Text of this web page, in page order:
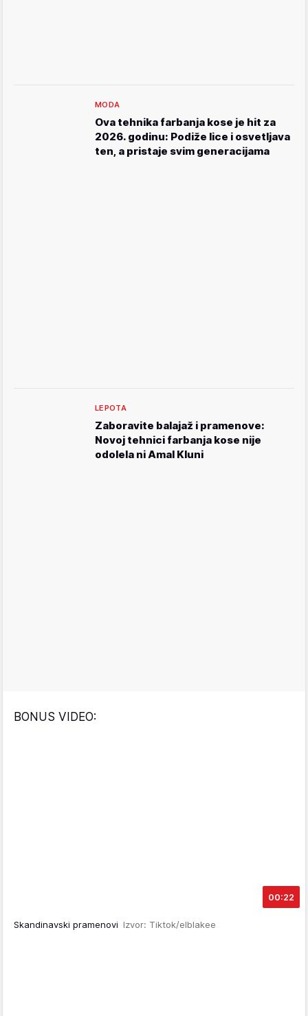
MODA
Ova tehnika farbanja kose je hit za
2026. godinu: Podiže lice i osvetljava
ten, a pristaje svim generacijama
LEPOTA
Zaboravite balajaž i pramenove:
Novoj tehnici farbanja kose nije
odolela ni Amal Kluni
BONUS VIDEO:
00:22
Skandinavski pramenovi Izvor: Tiktok/elblakee